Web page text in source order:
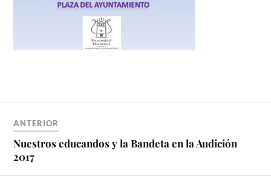
ANTERIOR
Nuestros educandos y la Bandeta en la Audición
2017